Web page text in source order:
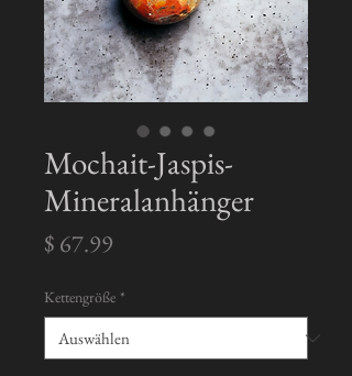
Mochait-Jaspis-
Mineralanhänger
$ 67.99
Kettengröße *